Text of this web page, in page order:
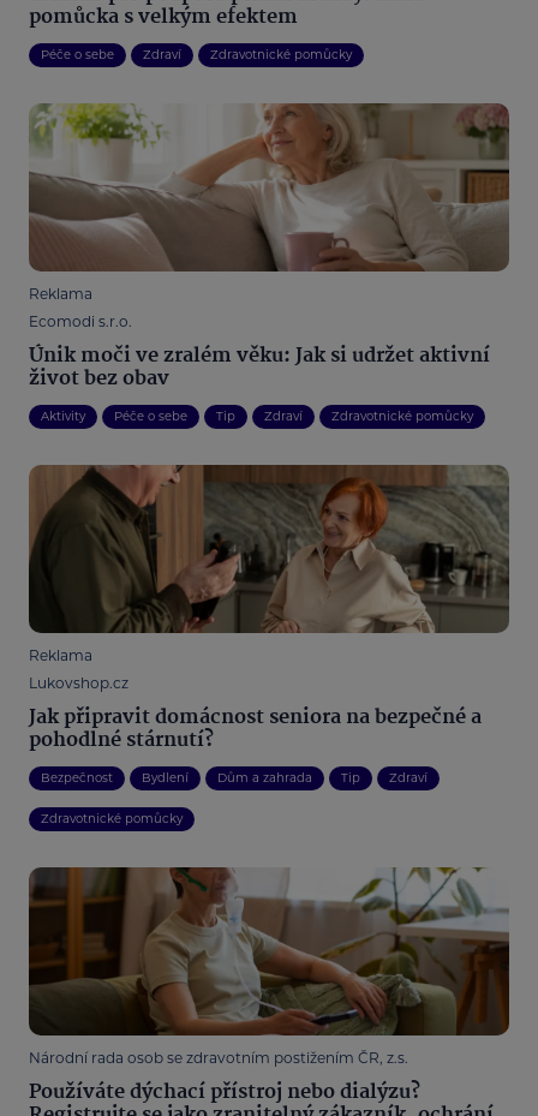
pomůcka s velkým efektem
Péče o sebe Zdraví Zdravotnické pomůcky
Reklama
Ecomodi s.r.o.
Únik moči ve zralém věku: Jak si udržet aktivní
život bez obav
Aktivity Péče o sebe Tip Zdraví Zdravotnické pomůcky
Reklama
Lukovshop.cz
Jak připravit domácnost seniora na bezpečné a
pohodlné stárnutí?
Bezpečnost Bydlení Dům a zahrada Tip Zdraví
Zdravotnické pomůcky
Národní rada osob se zdravotním postižením ČR, z.s.
Používáte dýchací přístroj nebo dialýzu?